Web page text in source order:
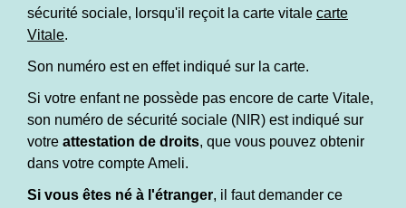
sécurité sociale, lorsqu'il reçoit la carte vitale carte
Vitale.
Son numéro est en effet indiqué sur la carte.
Si votre enfant ne possède pas encore de carte Vitale,
son numéro de sécurité sociale (NIR) est indiqué sur
votre attestation de droits, que vous pouvez obtenir
dans votre compte Ameli.
Si vous êtes né à l'étranger, il faut demander ce